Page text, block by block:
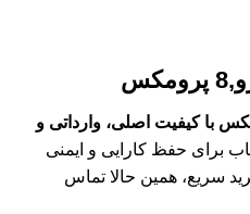
تیگو 8 پرو,8 پرومکس با کیفیت اصلی، وارداتی و
برای حفظ کارایی و ایمنی
سریع، همین حالا تماس